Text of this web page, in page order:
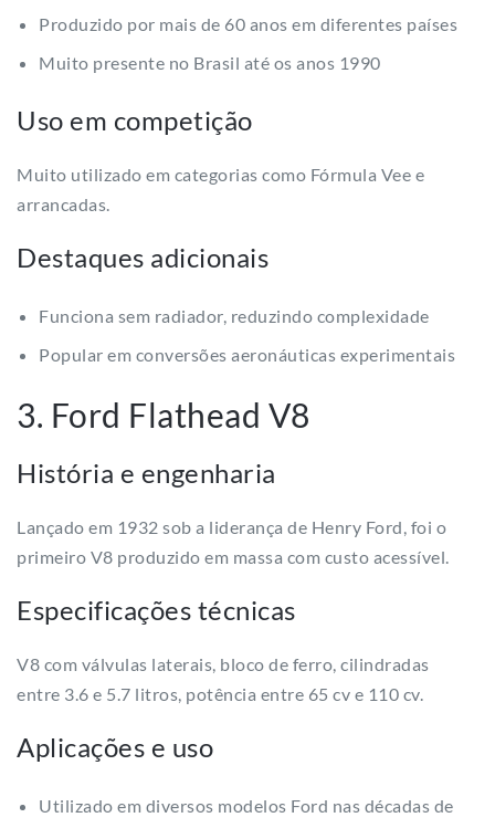
Produzido por mais de 60 anos em diferentes países
Muito presente no Brasil até os anos 1990
Uso em competição
Muito utilizado em categorias como Fórmula Vee e
arrancadas.
Destaques adicionais
Funciona sem radiador, reduzindo complexidade
Popular em conversões aeronáuticas experimentais
3. Ford Flathead V8
História e engenharia
Lançado em 1932 sob a liderança de Henry Ford, foi o
primeiro V8 produzido em massa com custo acessível.
Especificações técnicas
V8 com válvulas laterais, bloco de ferro, cilindradas
entre 3.6 e 5.7 litros, potência entre 65 cv e 110 cv.
Aplicações e uso
Utilizado em diversos modelos Ford nas décadas de